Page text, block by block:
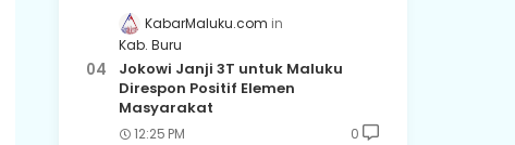
KabarMaluku.com
Kab. Buru
Jokowi Janji 3T untuk Maluku
Direspon Positif Elemen
Masyarakat
12:25 PM 0